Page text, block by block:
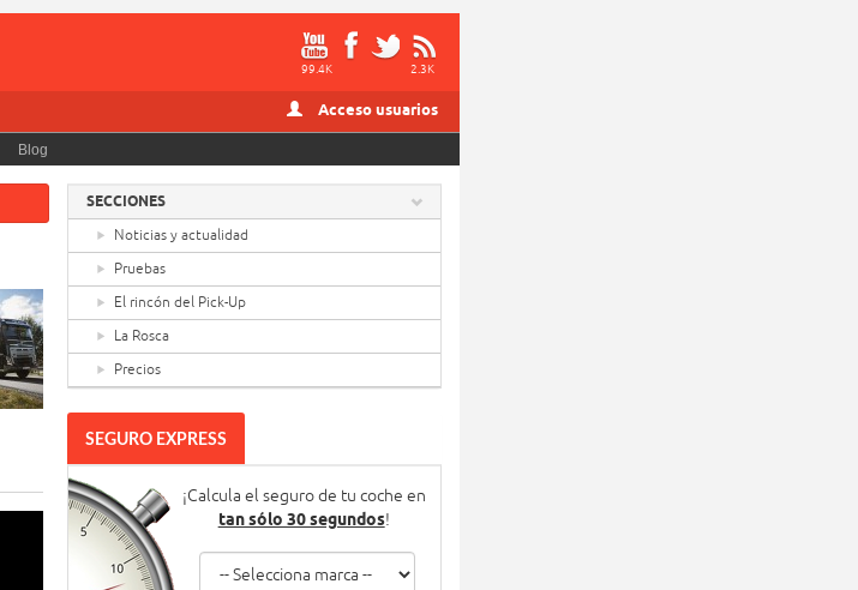
99.4K 2.3K
Acceso usuarios
Blog
SECCIONES
Noticias y actualidad
Pruebas
El rincón del Pick-Up
La Rosca
Precios
SEGURO EXPRESS
¡Calcula el seguro de tu coche en
tan sólo 30 segundos!